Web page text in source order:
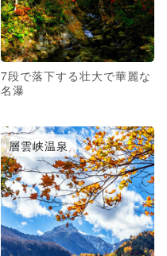
7段で落下する壮大で華麗な
名瀑
層雲峡温泉